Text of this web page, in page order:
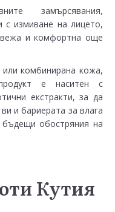
замърсявания,
с измиване на лицето,
и комфортна още
или комбинирана кожа,
е наситен с
екстракти, за да
и бариерата за влага
обостряния на
Кутия